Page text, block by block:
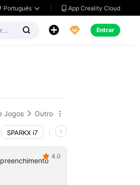
Português   App Creality Cloud
   Entrar
Jogos  Outro 
SPARKX i7 Creality Hi
 4.0